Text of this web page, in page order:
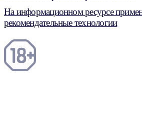
На информационном ресурсе
рекомендательные технологии